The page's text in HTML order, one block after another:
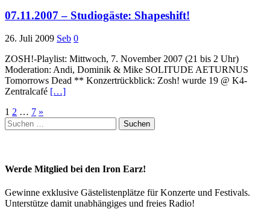
07.11.2007 – Studiogäste: Shapeshift!
26. Juli 2009 Seb 0
ZOSH!-Playlist: Mittwoch, 7. November 2007 (21 bis 2 Uhr)
Moderation: Andi, Dominik & Mike SOLITUDE AETURNUS
Tomorrows Dead ** Konzertrückblick: Zosh! wurde 19 @ K4-
Zentralcafé […]
Seitennummerierung
der
1 2 … 7 »
Suchen
nach:
Werde Mitglied bei den Iron Earz!
Gewinne exklusive Gästelistenplätze für Konzerte und Festivals.
Unterstütze damit unabhängiges und freies Radio!